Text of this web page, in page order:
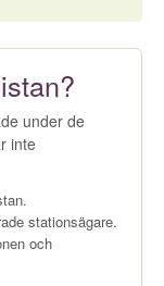
under de
inte
stationsägare.
och